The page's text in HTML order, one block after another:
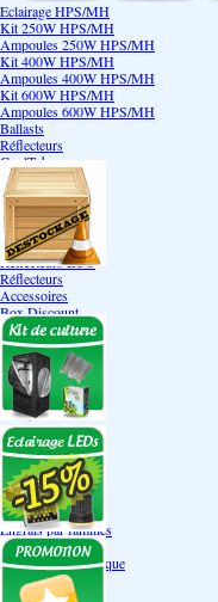
Eclairage HPS/MH
Kit 250W HPS/MH
Ampoules 250W HPS/MH
Kit 400W HPS/MH
Ampoules 400W HPS/MH
Kit 600W HPS/MH
Ampoules 600W HPS/MH
Ballasts
Réflecteurs
CoolTube
Accessoires
Eclairages LEDs
Eclairages ECO
Kits ECO
Ampoules ECO
Réflecteurs ECO
Réflecteurs
Accessoires
Box Discount
Box par marque
Hortibox
Homebox
Dark Room II
GrowLab
Box par taille
Box 40 cm
Box 60 cm
Box 80-90 cm
Box 120 cm
Autres tailles Box
Box double étages
Engrais par familles
Engrais terre
Engrais hydroponique
Engrais-Coco
Boosters